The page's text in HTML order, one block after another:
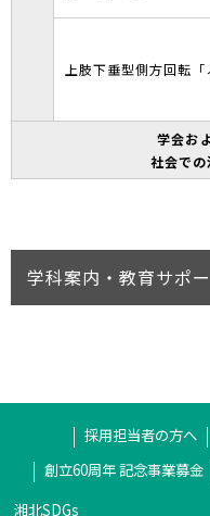
上肢下垂型側方回転
学会お
社会での
学科案内・教育サポ
採用担当者の方へ
創立60周年 記念事業募金
湘北SDGs